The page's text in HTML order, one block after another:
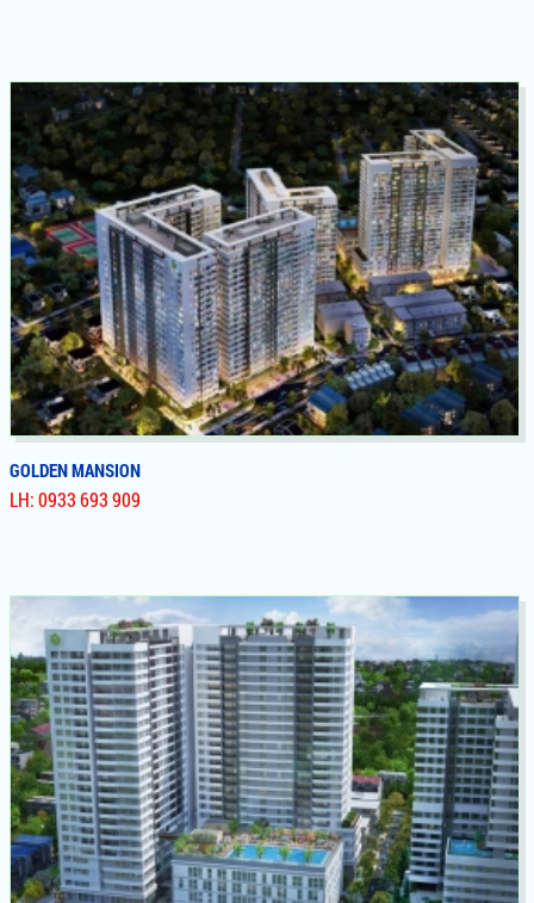
ORCHARD GARDEN
Dự Án Căn Hộ, Officetel Orchard Garden Có Vị Trí Siêu Đẹp
Mặt Tiền Đường Hồng Hà, View Về Công Viên Gia Định, Liền
Kề Sân Bay, Cơ Hội Đầu Tư Sinh Lời Cực Cao, Nâng Tầm Chất
Lượng Sống Với Đầy Đủ Tiện Ích Nội Khu Đẳng Cấp Nhất Khu
Vực Sân Bay .
GOLDEN MANSION
LH: 0933 693 909
GOLDEN MANSION
Dự Án Căn Hộ, Nhà Phố Golden Mansion Novaland Phú
Nhuận, Nằm Ngay Mặt Tiền Phố Quang, Liền Kề Sân Bay, Vị
Trí Vàng Hướng View Siêu Đẹp Về Công Viên Gia Định, Hạ
Tầng Cơ Sở Khu Vực Hoàn Hảo, Chiết Khẩu 14%, Thanh Toán
1%/ Tháng, Giá Chỉ 32tr/m², Giao Nhà Hoàn Thiện